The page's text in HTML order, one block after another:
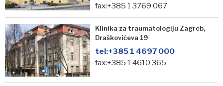
fax:+385 1 3769 067
Klinika za traumatologiju Zagreb,
Draškovićeva 19
tel:+385 1 4697 000
fax:+385 1 4610 365